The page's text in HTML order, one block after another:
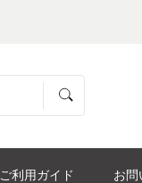
ご利用ガイド お問